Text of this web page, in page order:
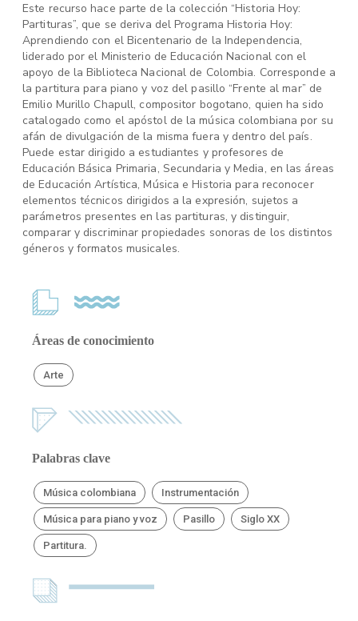
Este recurso hace parte de la colección “Historia Hoy:
Partituras”, que se deriva del Programa Historia Hoy:
Aprendiendo con el Bicentenario de la Independencia,
liderado por el Ministerio de Educación Nacional con el
apoyo de la Biblioteca Nacional de Colombia. Corresponde a
la partitura para piano y voz del pasillo “Frente al mar” de
Emilio Murillo Chapull, compositor bogotano, quien ha sido
catalogado como el apóstol de la música colombiana por su
afán de divulgación de la misma fuera y dentro del país.
Puede estar dirigido a estudiantes y profesores de
Educación Básica Primaria, Secundaria y Media, en las áreas
de Educación Artística, Música e Historia para reconocer
elementos técnicos dirigidos a la expresión, sujetos a
parámetros presentes en las partituras, y distinguir,
comparar y discriminar propiedades sonoras de los distintos
géneros y formatos musicales.
Áreas de conocimiento
Arte
Palabras clave
Música colombiana Instrumentación
Música para piano y voz Pasillo Siglo XX
Partitura.